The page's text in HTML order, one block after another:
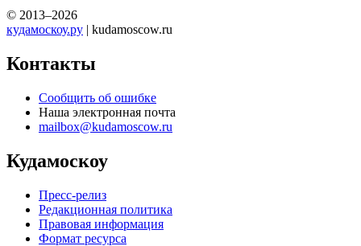
© 2013–2026
кудамоскоу.ру | kudamoscow.ru
Контакты
Сообщить об ошибке
Наша электронная почта
mailbox@kudamoscow.ru
Кудамоскоу
Пресс-релиз
Редакционная политика
Правовая информация
Формат ресурса